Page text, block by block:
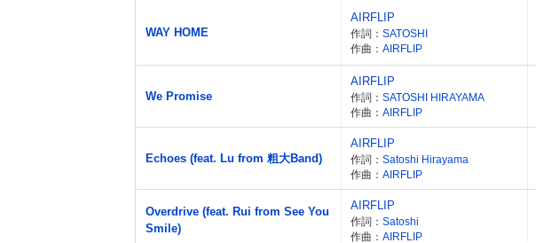
WAY HOME
AIRFLIP
作詞： SATOSHI
作曲： AIRFLIP
We Promise
AIRFLIP
作詞： SATOSHI HIRAYAMA
作曲： AIRFLIP
Echoes (feat. Lu from 粗大Band)
AIRFLIP
作詞： Satoshi Hirayama
作曲： AIRFLIP
Overdrive (feat. Rui from See You
Smile)
AIRFLIP
作詞： Satoshi
作曲： AIRFLIP